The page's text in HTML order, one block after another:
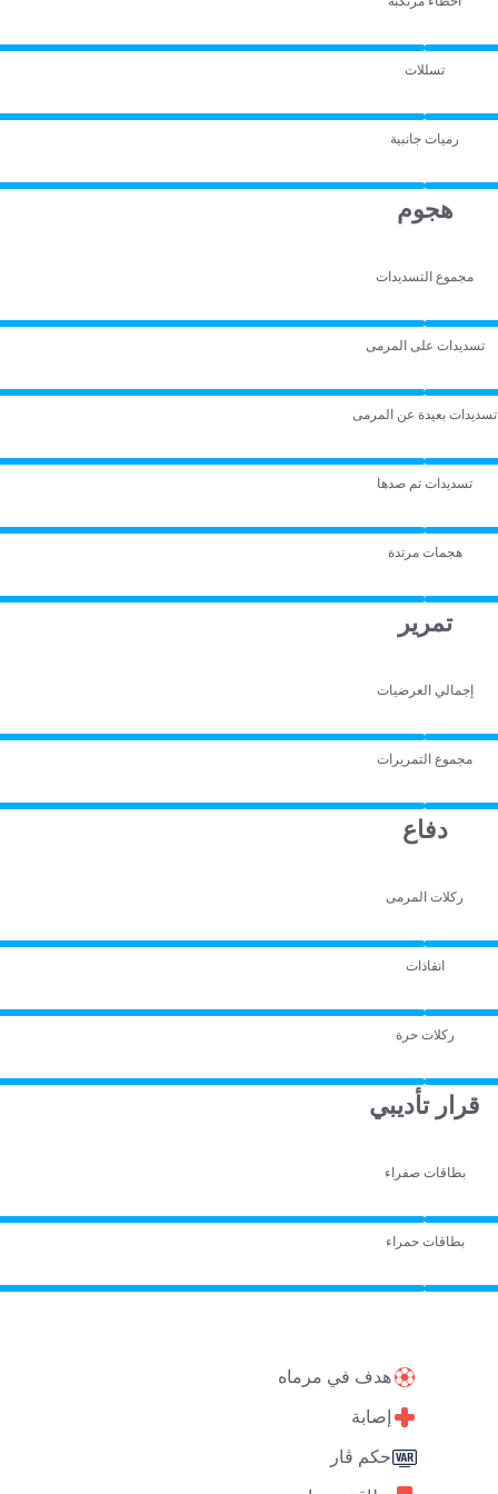
تسللات
رميات جانبية
هجوم
مجموع التسديدات
تسديدات على المرمى
تسديدات بعيدة عن المرمى
تسديدات تم صدها
هجمات مرتدة
تمرير
إجمالي العرضيات
مجموع التمريرات
دفاع
ركلات المرمى
انقاذات
ركلات حرة
قرار تأديبي
بطاقات صفراء
بطاقات حمراء
هدف في مرماه
إصابة
حكم ڤار